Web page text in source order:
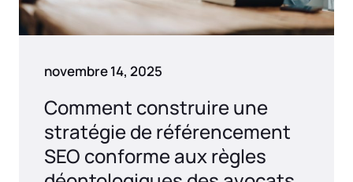
novembre 14, 2025
Comment construire une
stratégie de référencement
SEO conforme aux règles